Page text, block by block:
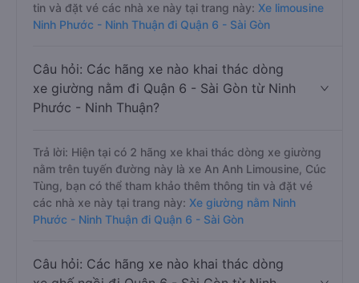
tin và đặt vé các nhà xe này tại trang này: Xe limousine
Ninh Phước - Ninh Thuận đi Quận 6 - Sài Gòn
Câu hỏi: Các hãng xe nào khai thác dòng
xe giường nằm đi Quận 6 - Sài Gòn từ Ninh
Phước - Ninh Thuận?
Trả lời: Hiện tại có 2 hãng xe khai thác dòng xe giường
nằm trên tuyến đường này là xe An Anh Limousine, Cúc
Tùng, bạn có thể tham khảo thêm thông tin và đặt vé
các nhà xe này tại trang này: Xe giường nằm Ninh
Phước - Ninh Thuận đi Quận 6 - Sài Gòn
Câu hỏi: Các hãng xe nào khai thác dòng